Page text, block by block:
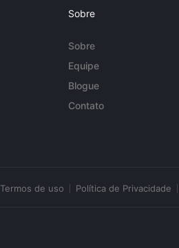
Sobre
Sobre
Equipe
Blogue
Contato
Termos de uso Política de Privacidade